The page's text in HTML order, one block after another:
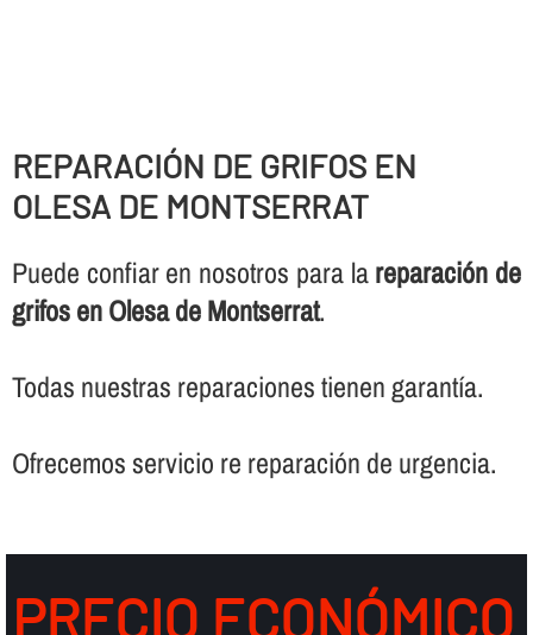
REPARACIÓN DE GRIFOS EN
OLESA DE MONTSERRAT
Puede confiar en nosotros para lareparación de
grifos en Olesa de Montserrat.
Todas nuestras reparaciones tienen garantí­a.
Ofrecemos servicio re reparación de urgencia.
PRECIO ECONÓMICO